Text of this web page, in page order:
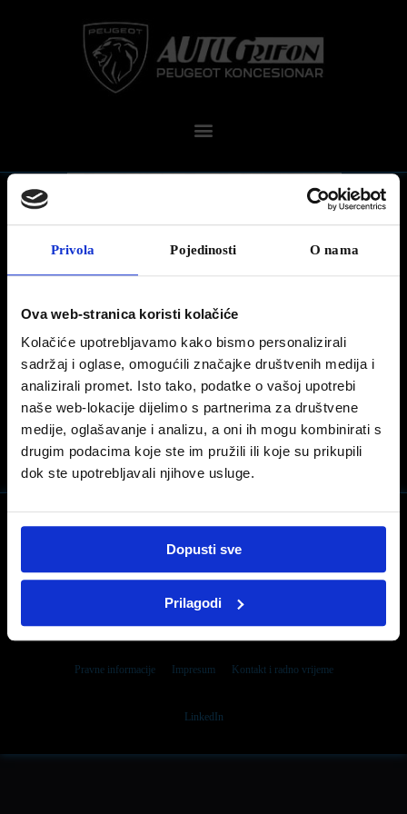
Privola Pojedinosti O nama
Ova web-stranica koristi kolačiće
Kolačiće upotrebljavamo kako bismo personalizirali
sadržaj i oglase, omogućili značajke društvenih medija i
analizirali promet. Isto tako, podatke o vašoj upotrebi
naše web-lokacije dijelimo s partnerima za društvene
medije, oglašavanje i analizu, a oni ih mogu kombinirati s
drugim podacima koje ste im pružili ili koje su prikupili
dok ste upotrebljavali njihove usluge.
Dopusti sve
Prilagodi
DANI OTVORENIH VRATA PEUGEOT
Provedite vikend s Peugeot modelom vaših snova
Pravne informacije Impresum Kontakt i radno vrijeme
LinkedIn